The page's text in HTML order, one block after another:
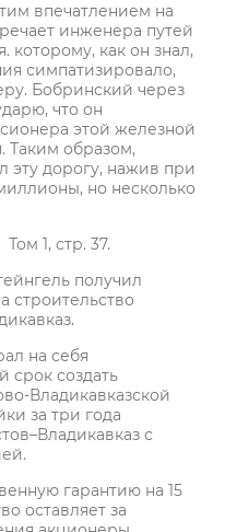
впечатлением на
инженера путей
как он знал,
симпатизировало,
Бобринский через
что он
этой железной
Таким образом,
эту дорогу, нажив при
но несколько
1, стр. 37.
получил
строительство
на себя
срок создать
Владикавказской
за три года
с
гарантию на 15
оставляет за